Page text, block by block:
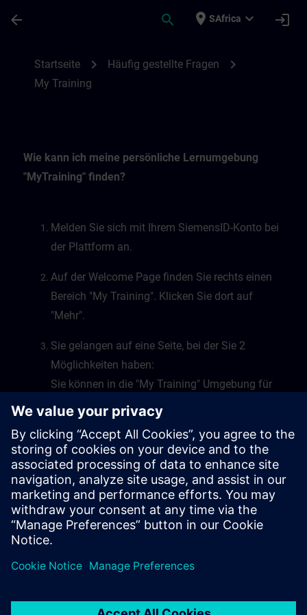
arrow_back search place SAfrica expand_more login
Startseite chevron_right Häufig gestellte Fragen chevron_right
My Training
Wie kann ich meine persönliche Lernumgebung
"MyTraining" finden?
Melden Sie sich mit Ihrem SiemensID-Konto bei
der Plattform an.
Auf der Welcome Page finden Sie rechts einen
Bereich "My Training". Klicken Sie dort auf
"Mehr".
Sie gelangen auf eine Seite, bei der Sie 2
Möglichkeiten haben:
Sie können in die "My Training" Umgebung für
Learning Events oder Learning Journeys
wechseln, oder Sie wechseln in die "My Plan"
Umgebung von SITRAIN access.